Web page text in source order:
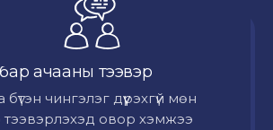
ачааны тээвэр
чингэлэг дүүрэхгүй мөн
тээвэрлэхэд овор хэмжээ